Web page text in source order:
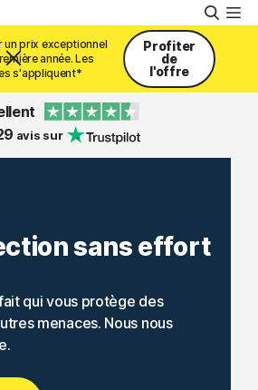
prix exceptionnel
année. Les
s'appliquent*
Profiter
de
l'offre
avis sur
sans effort
qui vous protège des
menaces. Nous nous